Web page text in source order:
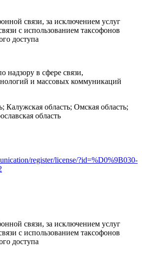
связи, за исключением услуг
с использованием таксофонов
доступа
надзору в сфере связи,
и массовых коммуникаций
Калужская область; Омская область;
область
register/license/?id=%D0%9B030-
связи, за исключением услуг
с использованием таксофонов
доступа